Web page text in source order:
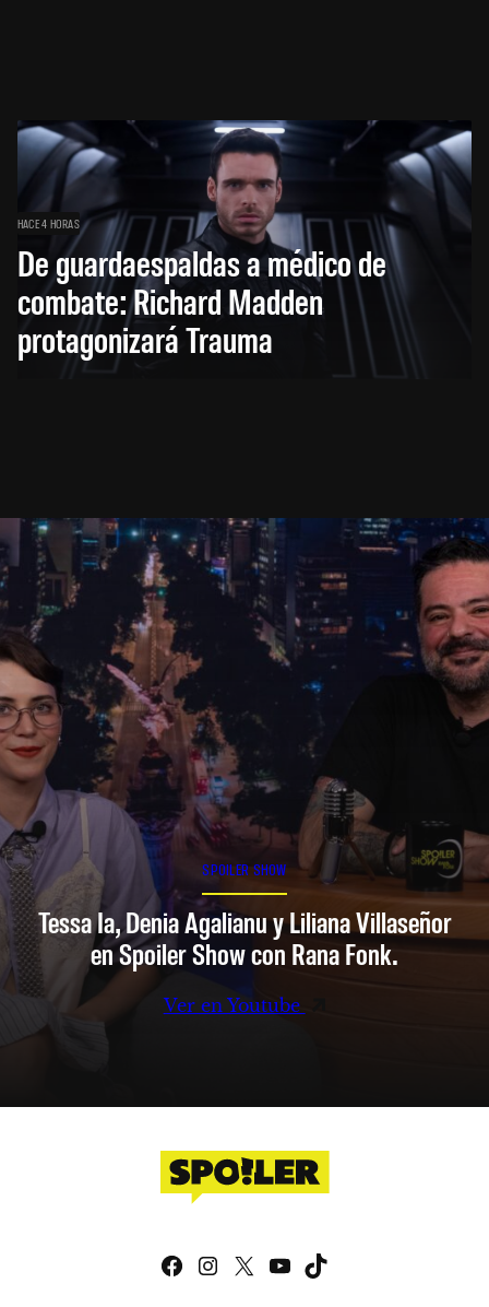
HACE 4 HORAS
De guardaespaldas a médico de
combate: Richard Madden
protagonizará Trauma
SPOILER SHOW
Tessa Ia, Denia Agalianu y Liliana Villaseñor
en Spoiler Show con Rana Fonk.
Ver en Youtube
Facebook
Instagram
X YouTube